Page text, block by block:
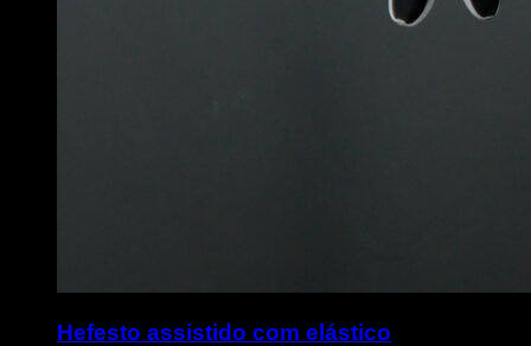
Hefesto assistido com elástico